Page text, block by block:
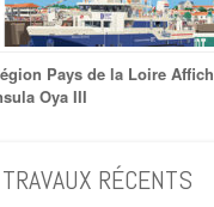
Pays de la Loire
Oya III
TRAVAUX RÉCENTS